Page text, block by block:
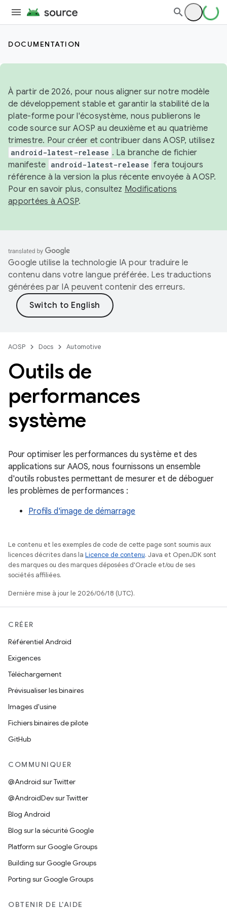
DOCUMENTATION
À partir de 2026, pour nous aligner sur notre modèle
de développement stable et garantir la stabilité de la
plate-forme pour l'écosystème, nous publierons le
code source sur AOSP au deuxième et au quatrième
trimestre. Pour créer et contribuer dans AOSP, utilisez
android-latest-release . La branche de fichier
manifeste android-latest-release fera toujours
référence à la version la plus récente envoyée à AOSP.
Pour en savoir plus, consultez Modifications
apportées à AOSP.
Google utilise la technologie IA pour traduire le
contenu dans votre langue préférée. Les traductions
générées par IA peuvent contenir des erreurs.
AOSP Docs Automotive
Outils de
performances
système
Pour optimiser les performances du système et des
applications sur AAOS, nous fournissons un ensemble
d'outils robustes permettant de mesurer et de déboguer
les problèmes de performances :
Profils d'image de démarrage
Le contenu et les exemples de code de cette page sont soumis aux
licences décrites dans la Licence de contenu. Java et OpenJDK sont
des marques ou des marques déposées d'Oracle et/ou de ses
sociétés affiliées.
Dernière mise à jour le 2026/06/18 (UTC).
CRÉER
Référentiel Android
Exigences
Téléchargement
Prévisualiser les binaires
Images d'usine
Fichiers binaires de pilote
GitHub
COMMUNIQUER
@Android sur Twitter
@AndroidDev sur Twitter
Blog Android
Blog sur la sécurité Google
Platform sur Google Groups
Building sur Google Groups
Porting sur Google Groups
OBTENIR DE L'AIDE